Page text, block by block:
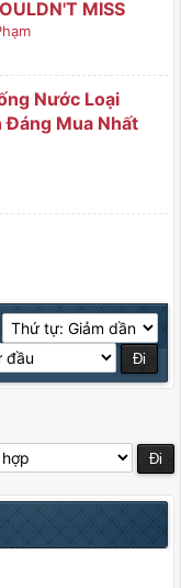
MISS
Nước Loại
Đáng Mua Nhất